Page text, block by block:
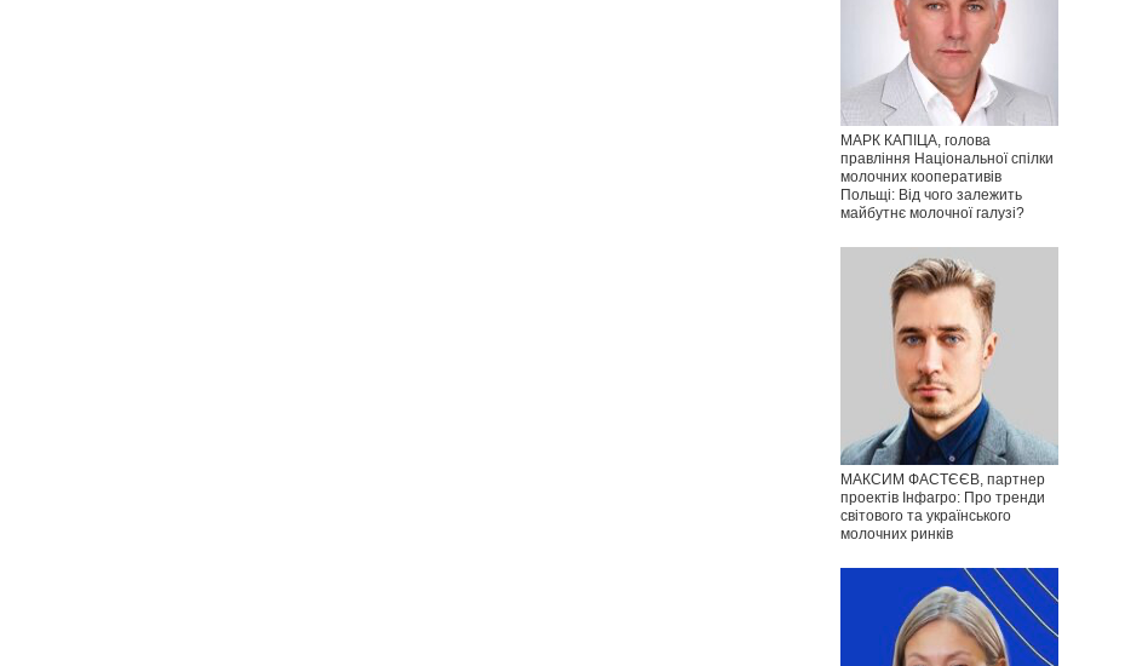
МАРК КАПІЦА, голова
правління Національної спілки
молочних кооперативів
Польщі: Від чого залежить
майбутнє молочної галузі?
МАКСИМ ФАСТЄЄВ, партнер
проектів Інфагро: Про тренди
світового та українського
молочних ринків